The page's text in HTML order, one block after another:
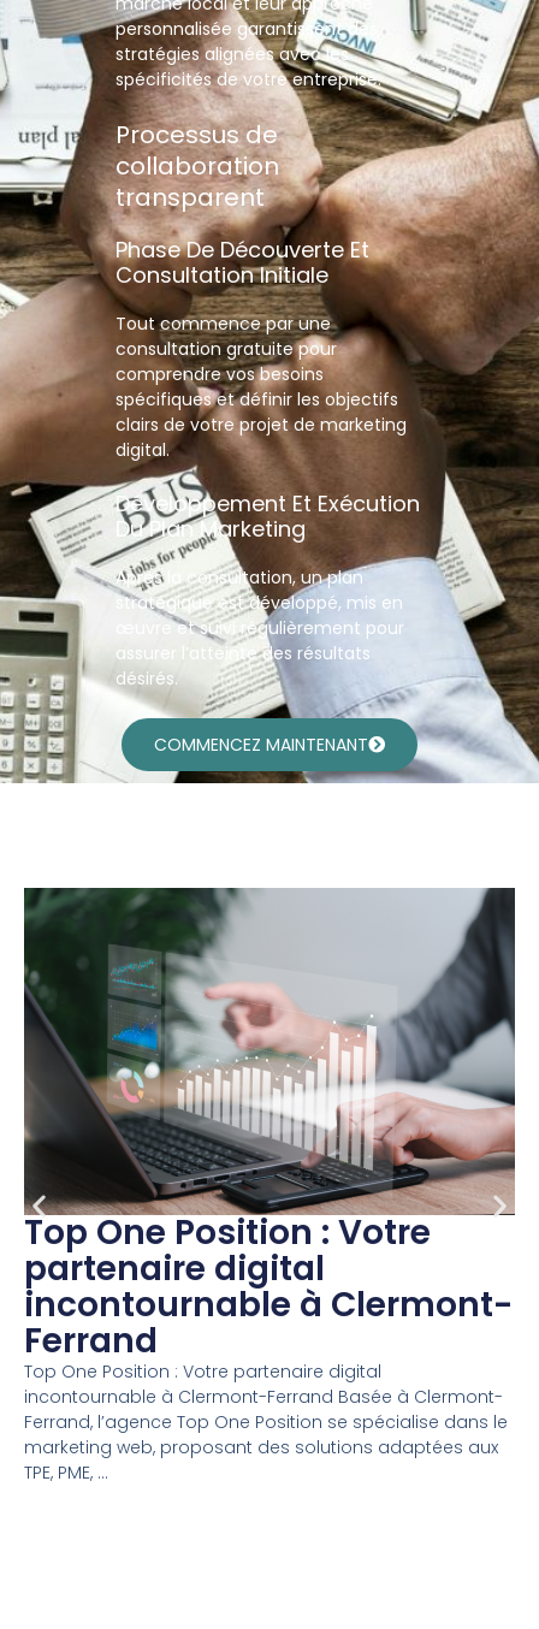
personnalisée garantissent des
stratégies alignées avec les
spécificités de votre entreprise.
Processus de
collaboration
transparent
Phase De Découverte Et
Consultation Initiale
Tout commence par une
consultation gratuite pour
comprendre vos besoins
spécifiques et définir les objectifs
clairs de votre projet de marketing
digital.
Développement Et Exécution
Du Plan Marketing
Après la consultation, un plan
stratégique est développé, mis en
œuvre et suivi régulièrement pour
assurer l’atteinte des résultats
désirés.
COMMENCEZ MAINTENANT
Top One Position : Votre
partenaire digital
incontournable à Clermont-
Ferrand
Top One Position : Votre partenaire digital
incontournable à Clermont-Ferrand Basée à Clermont-
Ferrand, l’agence Top One Position se spécialise dans le
marketing web, proposant des solutions adaptées aux
TPE, PME, ...